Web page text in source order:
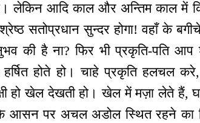
लेकिन आदि काल और अन्तिम काल में
सतोप्रधान सुन्दर होगा! वहाँ के
की है ना? फिर भी प्रकृति-पति आप
होते हो। चाहे प्रकृति हलचल
हो खेल देखती हो। खेल में मज़ा लेते हैं,
के आसन पर अचल अडोल स्थित रहने का